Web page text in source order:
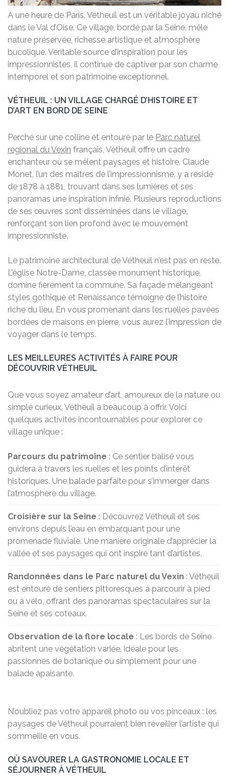
À une heure de Paris, Vétheuil est un véritable joyau niché
dans le Val d’Oise. Ce village, bordé par la Seine, mêle
nature préservée, richesse artistique et atmosphère
bucolique. Véritable source d’inspiration pour les
impressionnistes, il continue de captiver par son charme
intemporel et son patrimoine exceptionnel.
VÉTHEUIL : UN VILLAGE CHARGÉ D’HISTOIRE ET
D’ART EN BORD DE SEINE
Perché sur une colline et entouré par le Parc naturel
régional du Vexin français, Vétheuil offre un cadre
enchanteur où se mêlent paysages et histoire. Claude
Monet, l’un des maîtres de l’impressionnisme, y a résidé
de 1878 à 1881, trouvant dans ses lumières et ses
panoramas une inspiration infinie. Plusieurs reproductions
de ses œuvres sont disséminées dans le village,
renforçant son lien profond avec le mouvement
impressionniste.
Le patrimoine architectural de Vétheuil n’est pas en reste.
L’église Notre-Dame, classée monument historique,
domine fièrement la commune. Sa façade mélangeant
styles gothique et Renaissance témoigne de l’histoire
riche du lieu. En vous promenant dans les ruelles pavées
bordées de maisons en pierre, vous aurez l’impression de
voyager dans le temps.
LES MEILLEURES ACTIVITÉS À FAIRE POUR
DÉCOUVRIR VÉTHEUIL
Que vous soyez amateur d’art, amoureux de la nature ou
simple curieux, Vétheuil a beaucoup à offrir. Voici
quelques activités incontournables pour explorer ce
village unique :
Parcours du patrimoine : Ce sentier balisé vous
guidera à travers les ruelles et les points d’intérêt
historiques. Une balade parfaite pour s’immerger dans
l’atmosphère du village.
Croisière sur la Seine : Découvrez Vétheuil et ses
environs depuis l’eau en embarquant pour une
promenade fluviale. Une manière originale d’apprécier la
vallée et ses paysages qui ont inspiré tant d’artistes.
Randonnées dans le Parc naturel du Vexin : Vétheuil
est entouré de sentiers pittoresques à parcourir à pied
ou à vélo, offrant des panoramas spectaculaires sur la
Seine et ses coteaux.
Observation de la flore locale : Les bords de Seine
abritent une végétation variée, idéale pour les
passionnés de botanique ou simplement pour une
balade apaisante.
N’oubliez pas votre appareil photo ou vos pinceaux : les
paysages de Vétheuil pourraient bien réveiller l’artiste qui
sommeille en vous.
OÙ SAVOURER LA GASTRONOMIE LOCALE ET
SÉJOURNER À VÉTHEUIL